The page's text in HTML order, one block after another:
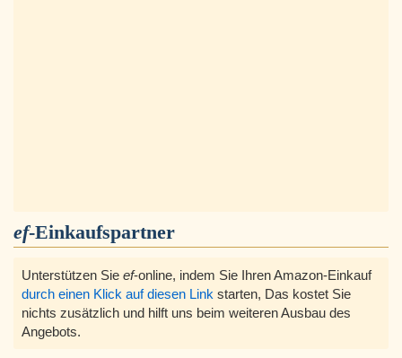
ef-Einkaufspartner
Unterstützen Sie ef-online, indem Sie Ihren Amazon-Einkauf
durch einen Klick auf diesen Link starten, Das kostet Sie
nichts zusätzlich und hilft uns beim weiteren Ausbau des
Angebots.